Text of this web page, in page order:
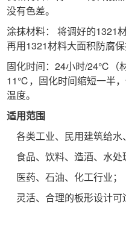
没有色差。
涂抹材料： 将调好的1321
再用1321材料大面积防腐保
固化时间：24小时/24℃（
11℃，固化时间缩短一半
温度。
适用范围
各类工业、民用建筑给水
食品、饮料、造酒、水处
医药、石油、化工行业；
灵活、合理的板形设计可